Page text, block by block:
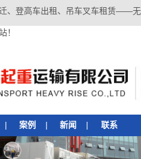
、登高车出租、吊车叉车租赁——无
！
| 案例 | 新闻 | 联系